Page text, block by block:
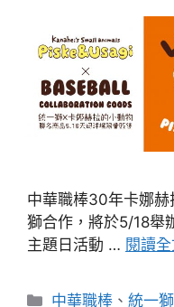
中華職棒30年卡娜
獅合作，將於5/18舉
主題日活動 … 閱讀
分
中華職棒 、統一獅